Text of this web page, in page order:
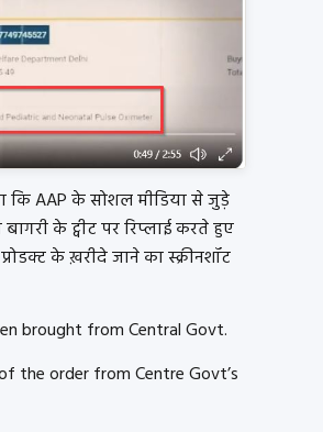
AAP के सोशल मीडिया से जुड़े
के ट्वीट पर रिप्लाई करते हुए
के ख़रीदे जाने का स्क्रीनशॉट
brought from Central Govt.
the order from Centre Govt’s